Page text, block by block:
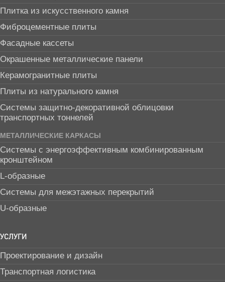
Плитка из искусственного камня
Фиброцементные плиты
Фасадные кассеты
Окрашенные металлические панели
Керамогранитные плиты
Плиты из натурального камня
Системы защитно-декоративной облицовки
транспортных тоннелей
МЕТАЛЛИЧЕСКИЕ КАРКАСЫ
Системы с энергоэффективным комбинированным
кронштейном
L-образные
Системы для межэтажных перекрытий
U-образные
УСЛУГИ
Проектирование и дизайн
Транспортная логистика